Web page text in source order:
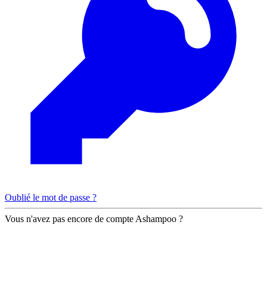
Oublié le mot de passe ?
Vous n'avez pas encore de compte Ashampoo ?